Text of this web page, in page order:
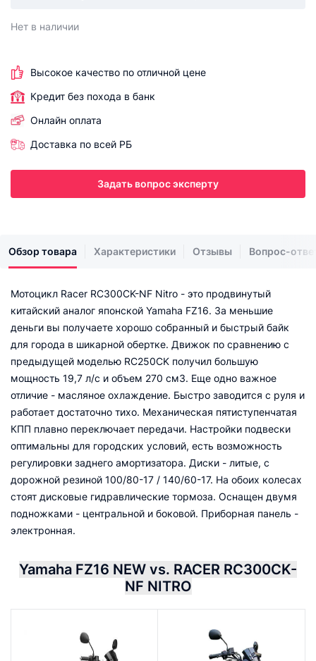
Нет в наличии
Высокое качество по отличной цене
Кредит без похода в банк
Онлайн оплата
Доставка по всей РБ
Задать вопрос эксперту
Обзор товара Характеристики Отзывы Вопрос-
Мотоцикл Racer RC300CK-NF Nitro - это продвинутый
китайский аналог японской Yamaha FZ16. За меньшие
деньги вы получаете хорошо собранный и быстрый байк
для города в шикарной обертке. Движок по сравнению с
предыдущей моделью RC250CK получил большую
мощность 19,7 л/с и объем 270 см3. Еще одно важное
отличие - масляное охлаждение. Быстро заводится с руля и
работает достаточно тихо. Механическая пятиступенчатая
КПП плавно переключает передачи. Настройки подвески
оптимальны для городских условий, есть возможность
регулировки заднего амортизатора. Диски - литые, с
дорожной резиной 100/80-17 / 140/60-17. На обоих колесах
стоят дисковые гидравлические тормоза. Оснащен двумя
подножками - центральной и боковой. Приборная панель -
электронная.
Yamaha FZ16 NEW vs. RACER RC300CK-
NF NITRO